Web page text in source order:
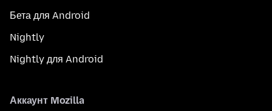
Бета для Android
Nightly
Nightly для Android
Аккаунт Mozilla